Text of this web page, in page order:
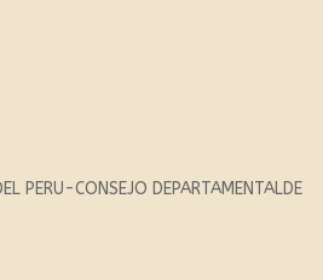
PERU-CONSEJO DEPARTAMENTALDE